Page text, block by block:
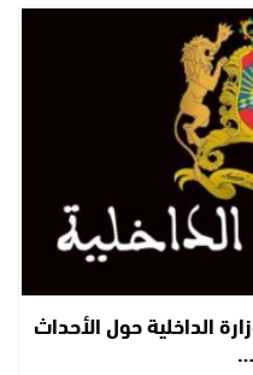
الداخلية حول الأحداث